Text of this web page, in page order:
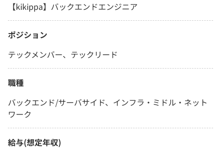
【kikippa】バックエンドエンジニア
ポジション
テックメンバー、テックリード
職種
バックエンド/サーバサイド、インフラ・ミドル・ネット
ワーク
給与(想定年収)